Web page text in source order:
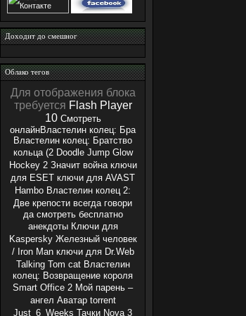
Доходит до смешног
Облако тегов
Для отображения блока
требуется Flash Player
10 Смотреть
онлайнВластелин колец: Бра
Властелин колец: Братство
кольца (2 Doodle Jump Glow
Hockey 2 Значит война ключи
для ESET ключи для AVAST
Hambo Властелин колец 2:
Две крепости всегда говори
да смотреть бесплатно
анекдоты Ключи для
Kaspersky Железный человек
/ Iron Man ключи для Dr.Web
Talking Tom cat Властелин
колец: Возвращение короля
Smart Office 2 Мой парень –
ангел Аватар torrent
Just_6_Weeks Тачки Nova 3